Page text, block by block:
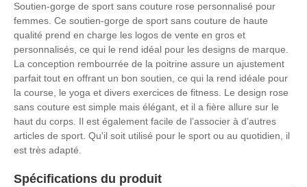
Soutien-gorge de sport sans couture rose personnalisé pour
femmes. Ce soutien-gorge de sport sans couture de haute
qualité prend en charge les logos de vente en gros et
personnalisés, ce qui le rend idéal pour les designs de marque.
La conception rembourrée de la poitrine assure un ajustement
parfait tout en offrant un bon soutien, ce qui la rend idéale pour
la course, le yoga et divers exercices de fitness. Le design rose
sans couture est simple mais élégant, et il a fière allure sur le
haut du corps. Il est également facile de l’associer à d’autres
articles de sport. Qu'il soit utilisé pour le sport ou au quotidien, il
est très adapté.
Spécifications du produit